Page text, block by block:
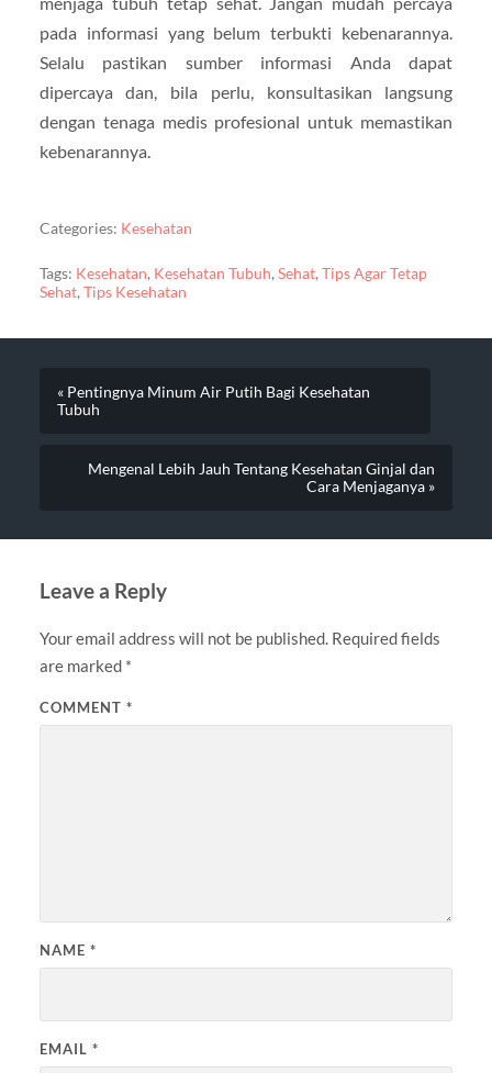
pada informasi yang belum terbukti kebenarannya.
Selalu pastikan sumber informasi Anda dapat
dipercaya dan, bila perlu, konsultasikan langsung
dengan tenaga medis profesional untuk memastikan
kebenarannya.
Categories: Kesehatan
Tags: Kesehatan, Kesehatan Tubuh, Sehat, Tips Agar Tetap
Sehat, Tips Kesehatan
« Pentingnya Minum Air Putih Bagi Kesehatan
Tubuh
Mengenal Lebih Jauh Tentang Kesehatan Ginjal dan
Cara Menjaganya »
Leave a Reply
Your email address will not be published. Required fields
are marked *
COMMENT *
NAME *
EMAIL *